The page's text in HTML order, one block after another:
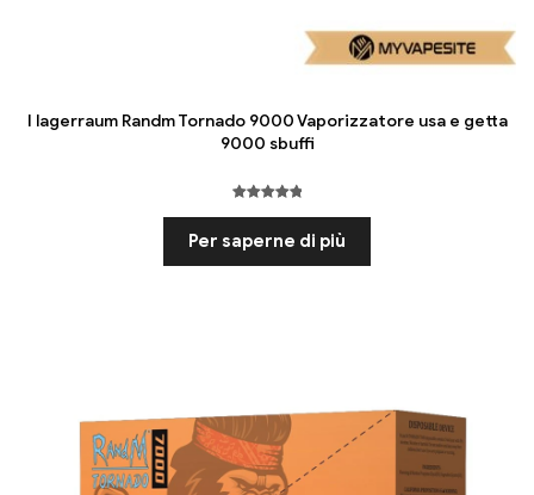
I lagerraum Randm Tornado 9000 Vaporizzatore usa e getta
9000 sbuffi
da 5
Per saperne di più